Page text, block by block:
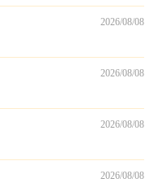
2026/08/08
2026/08/08
2026/08/08
2026/08/08